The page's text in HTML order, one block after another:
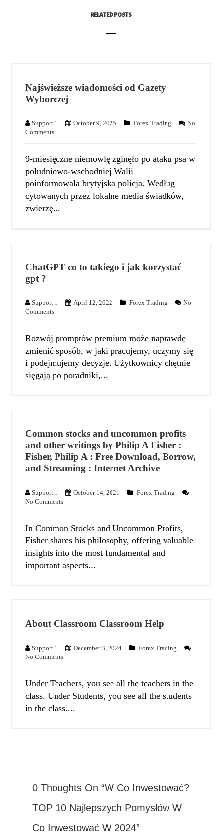
RELATED POSTS
Najświeższe wiadomości od Gazety
Wyborczej
Support 1 October 9, 2025 Forex Trading
No
Comments
​​9-miesięczne niemowlę zginęło po ataku psa w
południowo-wschodniej Walii –
poinformowała brytyjska policja. Według
cytowanych przez lokalne media świadków,
zwierzę...
ChatGPT co to takiego i jak korzystać
gpt ?
Support 1 April 12, 2022 Forex Trading
No
Comments
Rozwój promptów premium może naprawdę
zmienić sposób, w jaki pracujemy, uczymy się
i podejmujemy decyzje. Użytkownicy chętnie
sięgają po poradniki,...
Common stocks and uncommon profits
and other writings by Philip A Fisher :
Fisher, Philip A : Free Download, Borrow,
and Streaming : Internet Archive
Support 1 October 14, 2021
Forex Trading
No Comments
In Common Stocks and Uncommon Profits,
Fisher shares his philosophy, offering valuable
insights into the most fundamental and
important aspects...
About Classroom Classroom Help
Support 1 December 3, 2024
Forex Trading
No Comments
Under Teachers, you see all the teachers in the
class. Under Students, you see all the students
in the class....
0 Thoughts On “W Co Inwestować?
TOP 10 Najlepszych Pomysłów W
Co Inwestować W 2024”